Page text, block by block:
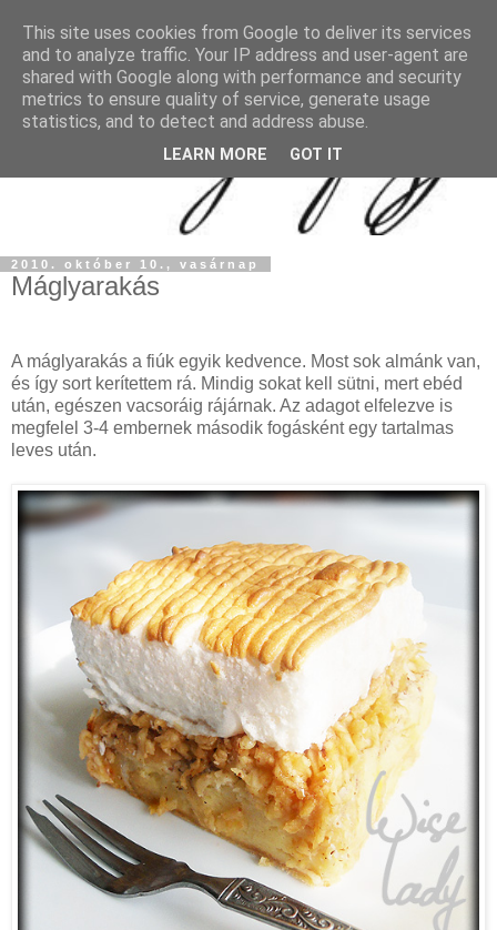
2010. október 10., vasárnap
Máglyarakás
A máglyarakás a fiúk egyik kedvence. Most sok almánk van,
és így sort kerítettem rá. Mindig sokat kell sütni, mert ebéd
után, egészen vacsoráig rájárnak. Az adagot elfelezve is
megfelel 3-4 embernek második fogásként egy tartalmas
leves után.
This site uses cookies from Google to deliver its services
and to analyze traffic. Your IP address and user-agent are
shared with Google along with performance and security
metrics to ensure quality of service, generate usage
statistics, and to detect and address abuse.
LEARN MORE GOT IT